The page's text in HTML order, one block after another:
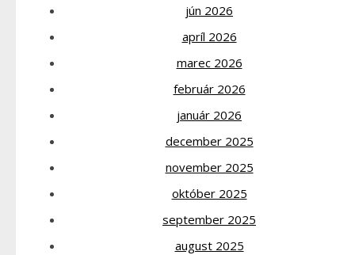
jún 2026
apríl 2026
marec 2026
február 2026
január 2026
december 2025
november 2025
október 2025
september 2025
august 2025